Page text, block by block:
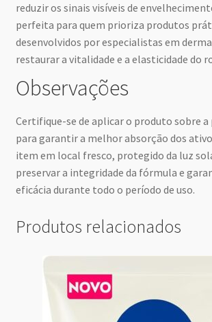
reduzir os sinais visíveis de
perfeita para quem prioriza produtos
desenvolvidos por especialistas em
restaurar a vitalidade e a elasticidade do
Observações
Certifique-se de aplicar o produto sobre a
para garantir a melhor absorção dos
item em local fresco, protegido da luz
preservar a integridade da fórmula e
eficácia durante todo o período de uso.
Produtos relacionados